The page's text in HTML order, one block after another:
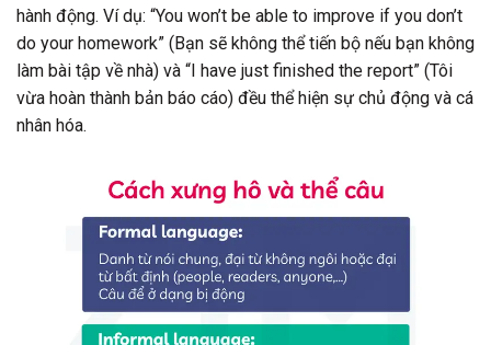
hành động. Ví dụ: “You won’t be able to improve if you don’t
do your homework” (Bạn sẽ không thể tiến bộ nếu bạn không
làm bài tập về nhà) và “I have just finished the report” (Tôi
vừa hoàn thành bản báo cáo) đều thể hiện sự chủ động và cá
nhân hóa.